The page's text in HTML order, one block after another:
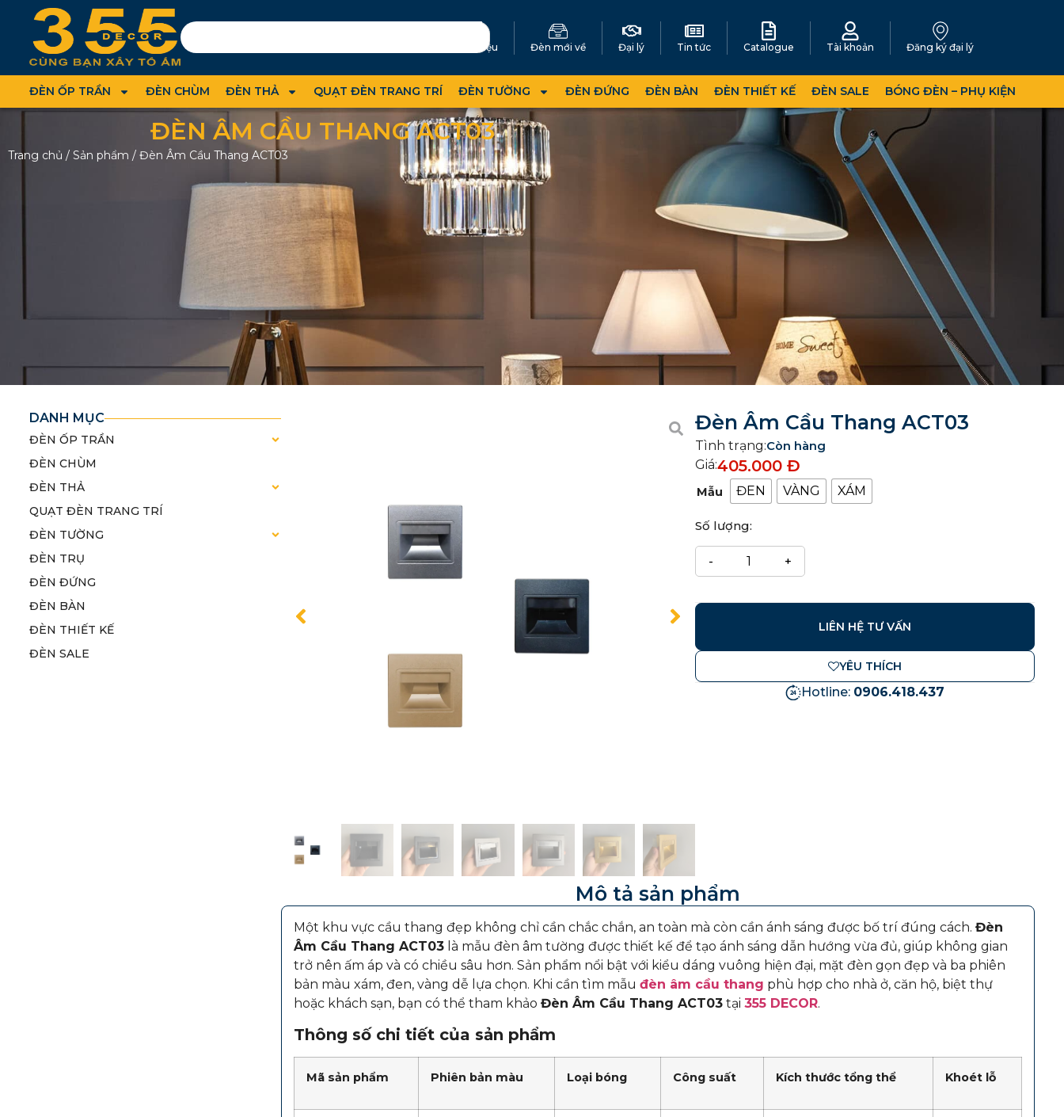
Giới thiệu Đèn mới về Đại lý Tin tức Catalogue Tài khoản Đăng ký đại lý
ĐÈN ỐP TRẦN ĐÈN CHÙM ĐÈN THẢ QUẠT ĐÈN TRANG TRÍ ĐÈN TƯỜNG ĐÈN ĐỨNG ĐÈN BÀN ĐÈN THIẾT KẾ ĐÈN SALE BÓNG ĐÈN – PHỤ KIỆN
ĐÈN ÂM CẦU THANG ACT03
Trang chủ / Sản phẩm / Đèn Âm Cầu Thang ACT03
DANH MỤC
ĐÈN ỐP TRẦN
ĐÈN CHÙM
ĐÈN THẢ
QUẠT ĐÈN TRANG TRÍ
ĐÈN TƯỜNG
ĐÈN TRỤ
ĐÈN ĐỨNG
ĐÈN BÀN
ĐÈN THIẾT KẾ
ĐÈN SALE
Đèn Âm Cầu Thang ACT03
Tình trạng:Còn hàng
Giá:405.000Đ
Mẫu ĐEN VÀNG XÁM
Số lượng:
LIÊN HỆ TƯ VẤN
YÊU THÍCH
Hotline: 0906.418.437
Mô tả sản phẩm
Một khu vực cầu thang đẹp không chỉ cần chắc chắn, an toàn mà còn cần ánh sáng được bố trí đúng cách. Đèn
Âm Cầu Thang ACT03là mẫu đèn âm tường được thiết kế để tạo ánh sáng dẫn hướng vừa đủ, giúp không gian
trở nên ấm áp và có chiều sâu hơn. Sản phẩm nổi bật với kiểu dáng vuông hiện đại, mặt đèn gọn đẹp và ba phiên
bản màu xám, đen, vàng dễ lựa chọn. Khi cần tìm mẫu đèn âm cầu thang phù hợp cho nhà ở, căn hộ, biệt thự
hoặc khách sạn, bạn có thể tham khảo Đèn Âm Cầu Thang ACT03tại 355 DECOR.
Thông số chi tiết của sản phẩm
Mã sản phẩm Phiên bản màu Loại bóng Công suất Kích thước tổng thể Khoét lỗ